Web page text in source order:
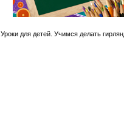
Уроки для детей. Учимся делать